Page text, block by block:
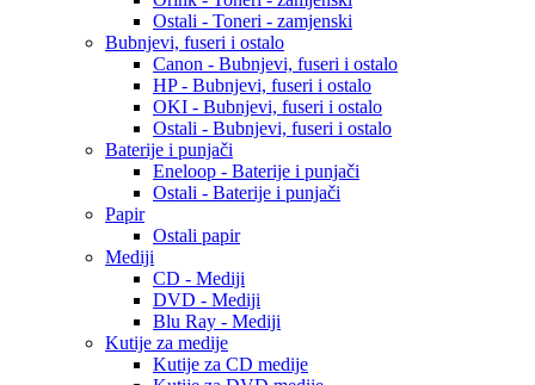
Ostali - Toneri - zamjenski
Bubnjevi, fuseri i ostalo
Canon - Bubnjevi, fuseri i ostalo
HP - Bubnjevi, fuseri i ostalo
OKI - Bubnjevi, fuseri i ostalo
Ostali - Bubnjevi, fuseri i ostalo
Baterije i punjači
Eneloop - Baterije i punjači
Ostali - Baterije i punjači
Papir
Ostali papir
Mediji
CD - Mediji
DVD - Mediji
Blu Ray - Mediji
Kutije za medije
Kutije za CD medije